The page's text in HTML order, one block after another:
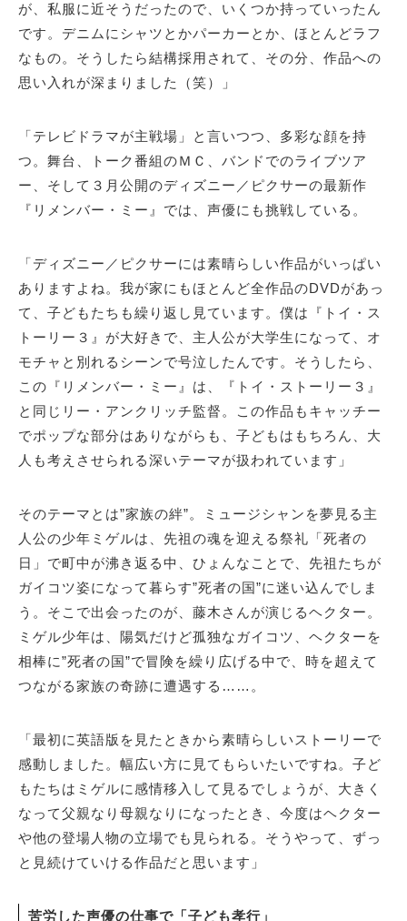
が、私服に近そうだったので、いくつか持っていったん
です。デニムにシャツとかパーカーとか、ほとんどラフ
なもの。そうしたら結構採用されて、その分、作品への
思い入れが深まりました（笑）」
「テレビドラマが主戦場」と言いつつ、多彩な顔を持
つ。舞台、トーク番組のＭＣ、バンドでのライブツア
ー、そして３月公開のディズニー／ピクサーの最新作
『リメンバー・ミー』では、声優にも挑戦している。
「ディズニー／ピクサーには素晴らしい作品がいっぱい
ありますよね。我が家にもほとんど全作品のDVDがあっ
て、子どもたちも繰り返し見ています。僕は『トイ・ス
トーリー３』が大好きで、主人公が大学生になって、オ
モチャと別れるシーンで号泣したんです。そうしたら、
この『リメンバー・ミー』は、『トイ・ストーリー３』
と同じリー・アンクリッチ監督。この作品もキャッチー
でポップな部分はありながらも、子どもはもちろん、大
人も考えさせられる深いテーマが扱われています」
そのテーマとは”家族の絆”。ミュージシャンを夢見る主
人公の少年ミゲルは、先祖の魂を迎える祭礼「死者の
日」で町中が沸き返る中、ひょんなことで、先祖たちが
ガイコツ姿になって暮らす”死者の国”に迷い込んでしま
う。そこで出会ったのが、藤木さんが演じるヘクター。
ミゲル少年は、陽気だけど孤独なガイコツ、ヘクターを
相棒に”死者の国”で冒険を繰り広げる中で、時を超えて
つながる家族の奇跡に遭遇する……。
「最初に英語版を見たときから素晴らしいストーリーで
感動しました。幅広い方に見てもらいたいですね。子ど
もたちはミゲルに感情移入して見るでしょうが、大きく
なって父親なり母親なりになったとき、今度はヘクター
や他の登場人物の立場でも見られる。そうやって、ずっ
と見続けていける作品だと思います」
苦労した声優の仕事で「子ども孝行」